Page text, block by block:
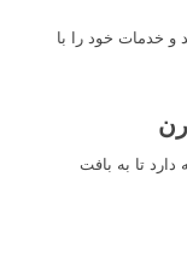
و خدمات خود را با
تا به بافت